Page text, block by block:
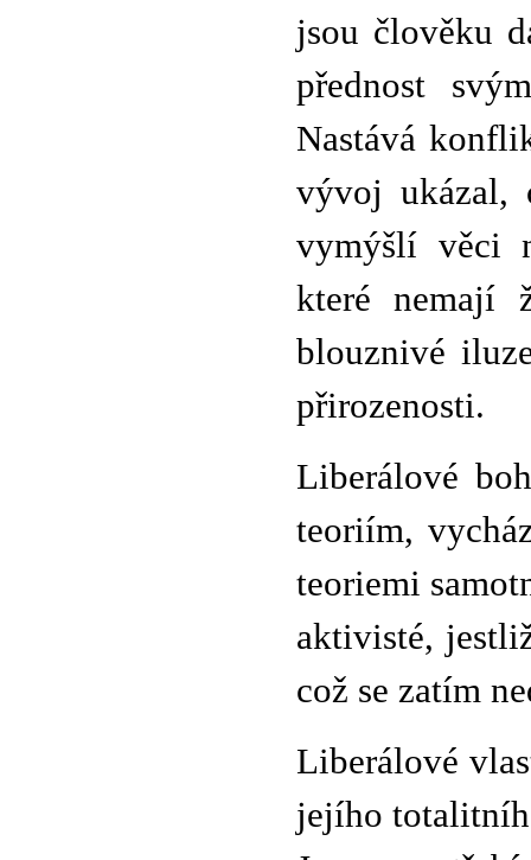
jsou člověku
přednost
Nastává
vývoj ukázal,
vymýšlí věci
které nemají
blouznivé
přirozenosti.
Liberálové
teoriím,
teoriemi
aktivisté,
což se zatím
Liberálové
jejího